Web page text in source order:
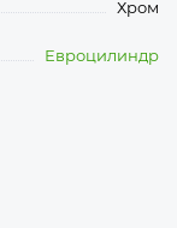
Хром
Евроцилиндр